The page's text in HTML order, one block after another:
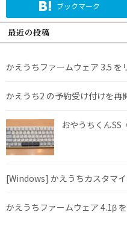
ブックマーク
最近の投稿
かえうちファームウェア 3.5 を
かえうち2 の予約受け付けを再
おやうちくんSS
[Windows] かえうちカスタマ
かえうちファームウェア 4.1β